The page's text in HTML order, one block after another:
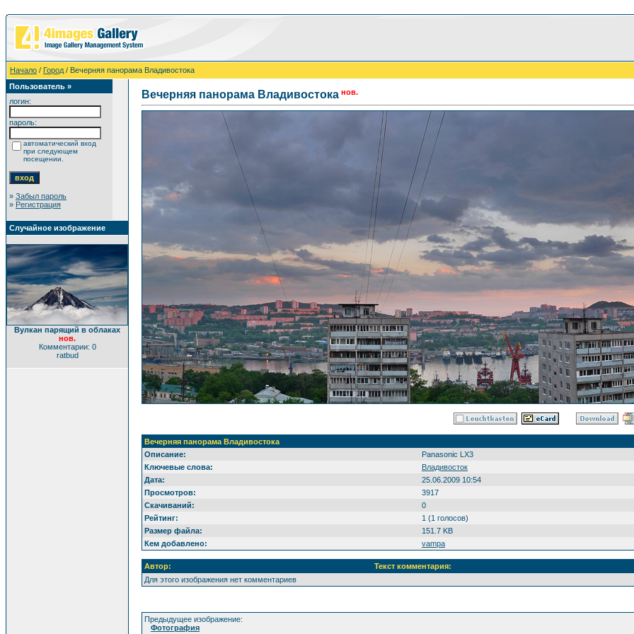
Начало / Город / Вечерняя панорама Владивостока
Пользователь »
логин:
пароль:
автоматический вход
при следующем
посещении.
» Забыл пароль
» Регистрация
Случайное изображение
Вулкан парящий в облаках
нов.
Комментарии: 0
ratbud
Вечерняя панорама Владивостока нов.
Вечерняя панорама Владивостока
Описание:
Panasonic LX3
Ключевые слова:
Владивосток
Дата:
25.06.2009 10:54
Просмотров:
3917
Скачиваний:
0
Рейтинг:
1 (1 голосов)
Размер файла:
151.7 KB
Кем добавлено:
vampa
Автор:
Текст комментария:
Для этого изображения нет комментариев
Предыдущее изображение:
Фотография